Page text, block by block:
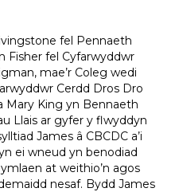
fel Pennaeth
Fisher fel Cyfarwyddwr
mae’r Coleg wedi
Cerdd Dros Dro
Mary King yn Bennaeth
Llais ar gyfer y flwyddyn
James â CBCDC a’i
ei wneud yn benodiad
at weithio’n agos
nesaf. Bydd James